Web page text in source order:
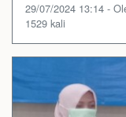
29/07/2024 13:14 -
1529 kali